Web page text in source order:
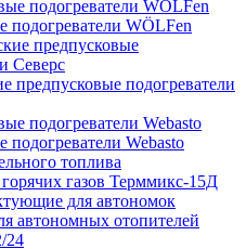
подогреватели WÖLFen
предпусковые подогреватели
подогреватели Webasto
топлива
газов Терммикс-15Д
для автономок